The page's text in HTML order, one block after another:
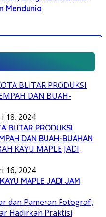
Mendunia
18, 2024
BLITAR PRODUKSI
DAN BUAH-BUAHAN
16, 2024
MAPLE JADI JAM